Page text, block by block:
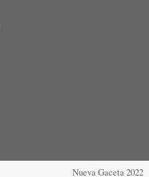
Nueva Gaceta 2022